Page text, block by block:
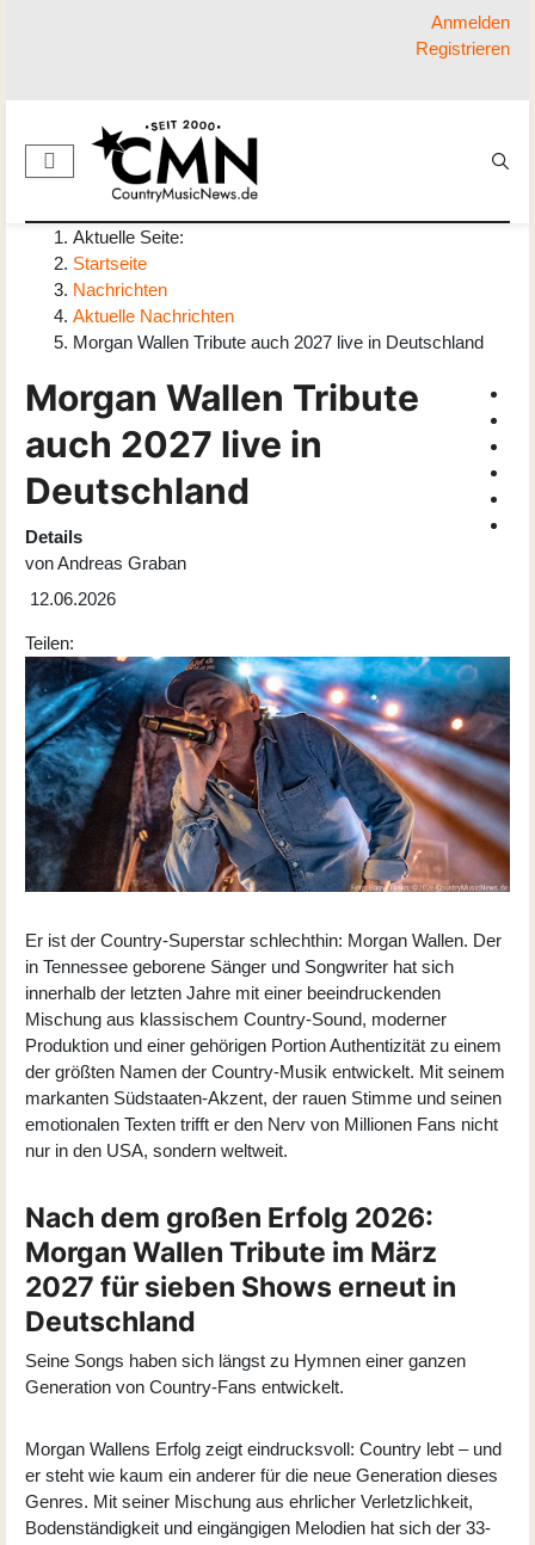
Anmelden
Registrieren
Aktuelle Seite:
Startseite
Nachrichten
Aktuelle Nachrichten
Morgan Wallen Tribute auch 2027 live in Deutschland
Morgan Wallen Tribute
auch 2027 live in
Deutschland
Details
vonAndreas Graban
12.06.2026
Teilen:
Er ist der Country-Superstar schlechthin: Morgan Wallen. Der
in Tennessee geborene Sänger und Songwriter hat sich
innerhalb der letzten Jahre mit einer beeindruckenden
Mischung aus klassischem Country-Sound, moderner
Produktion und einer gehörigen Portion Authentizität zu einem
der größten Namen der Country-Musik entwickelt. Mit seinem
markanten Südstaaten-Akzent, der rauen Stimme und seinen
emotionalen Texten trifft er den Nerv von Millionen Fans nicht
nur in den USA, sondern weltweit.
Nach dem großen Erfolg 2026:
Morgan Wallen Tribute im März
2027 für sieben Shows erneut in
Deutschland
Seine Songs haben sich längst zu Hymnen einer ganzen
Generation von Country-Fans entwickelt.
Morgan Wallens Erfolg zeigt eindrucksvoll: Country lebt – und
er steht wie kaum ein anderer für die neue Generation dieses
Genres. Mit seiner Mischung aus ehrlicher Verletzlichkeit,
Bodenständigkeit und eingängigen Melodien hat sich der 33-